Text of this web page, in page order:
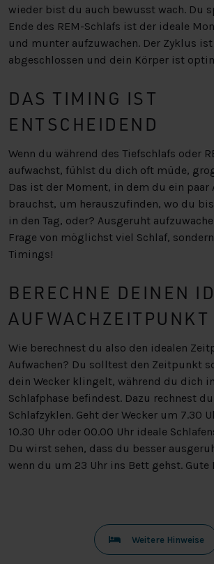
wieder bist du auch bewusst wach. Du
Ende des REM-Schlafs ist der ideale
und munter aufzuwachen. Der Zyklus
abgeschlossen und dein Körper ist
DAS TIMING IST
ENTSCHEIDEND
Wenn du während des Tiefschlafs oder
aufwachst, fühlst du dich oft müde,
Das ist der Moment, in dem du ein paar
brauchst, um herauszufinden, wo du
in den Tag, oder? Ausgeruht
Frage von möglichst viel Schlaf,
Timings!
BERECHNE DEINEN
AUFWACHZEITPUNKT
Wie berechnest du also den idealen
Aufwachen? Du solltest den Zeitpunkt
dein Wecker klingelt, während du dich
Schlafphase befindest. Dazu rechnest
Schlafzyklen. Geht der Wecker um 7.30
10.30 Uhr oder 00.00 Uhr ideale
Du wirst sehen, dass du besser
wenn du um 23 Uhr ins Bett gehst. Gute
Weitere Hinweise